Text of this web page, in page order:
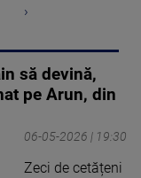
›
să devină,
pe Arun, din
06-05-2026 | 19:30
Zeci de cetățeni